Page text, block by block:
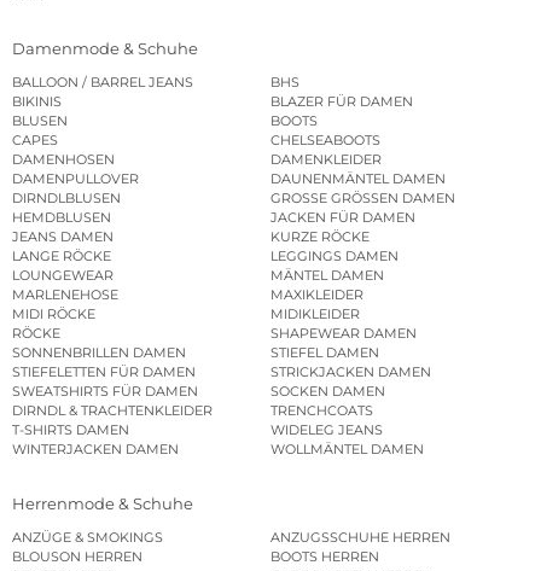
BALLOON / BARREL JEANS
BHS
BIKINIS
BLAZER FÜR DAMEN
BLUSEN
BOOTS
CAPES
CHELSEABOOTS
DAMENHOSEN
DAMENKLEIDER
DAMENPULLOVER
DAUNENMÄNTEL DAMEN
DIRNDLBLUSEN
GROSSE GRÖSSEN DAMEN
HEMDBLUSEN
JACKEN FÜR DAMEN
JEANS DAMEN
KURZE RÖCKE
LANGE RÖCKE
LEGGINGS DAMEN
LOUNGEWEAR
MÄNTEL DAMEN
MARLENEHOSE
MAXIKLEIDER
MIDI RÖCKE
MIDIKLEIDER
RÖCKE
SHAPEWEAR DAMEN
SONNENBRILLEN DAMEN
STIEFEL DAMEN
STIEFELETTEN FÜR DAMEN
STRICKJACKEN DAMEN
SWEATSHIRTS FÜR DAMEN
SOCKEN DAMEN
DIRNDL & TRACHTENKLEIDER
TRENCHCOATS
T-SHIRTS DAMEN
WIDELEG JEANS
ANZÜGE & SMOKINGS
ANZUGSSCHUHE HERREN